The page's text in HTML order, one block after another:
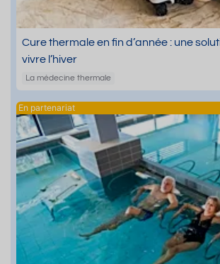
Cure thermale en fin d’année : une
vivre l’hiver
La médecine thermale